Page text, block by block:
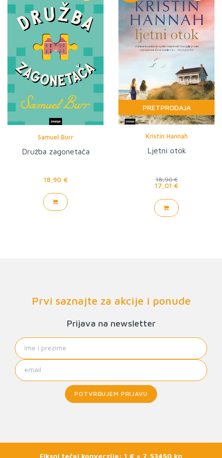
Samuel Burr
Družba zagonetača
18,90 €
PRETPRODAJA
Kristin Hannah
Ljetni otok
18,90 €
17,01 €
Prvi saznajte za akcije i ponude
Prijava na newsletter
POTVRĐUJEM PRIJAVU
Fiksni tečaj konverzije: 1 € = 7,53450 kn